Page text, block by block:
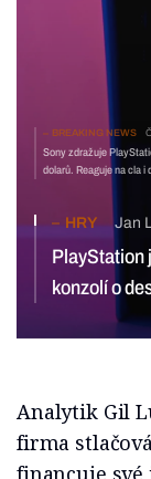
BREAKING NEWS
Sony zdražuje
dolarů. Reaguje na cla i
HRY Jan
PlayStation
konzolí o
Analytik Gil
firma
financuje své